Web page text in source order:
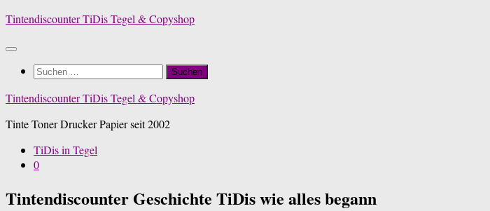
Zum
springen
Tintendiscounter TiDis Tegel & Copyshop
Suchen
Tintendiscounter TiDis Tegel & Copyshop
Tinte Toner Drucker Papier seit 2002
TiDis in Tegel
0
Tintendiscounter Geschichte TiDis wie alles begann